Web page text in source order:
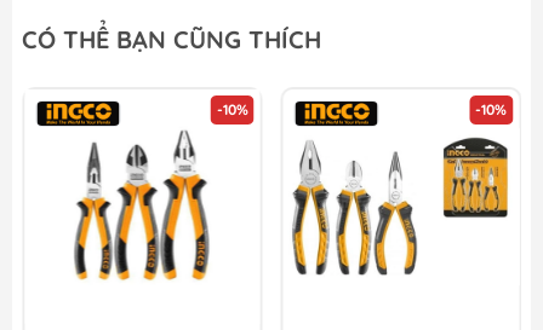
CÓ THỂ BẠN CŨNG THÍCH
-10% -10%